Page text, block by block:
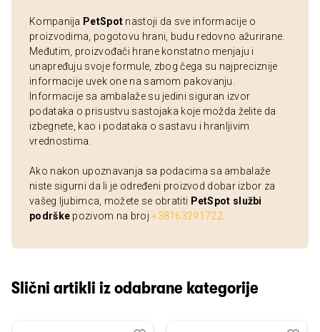
Kompanija PetSpot nastoji da sve informacije o
proizvodima, pogotovu hrani, budu redovno ažurirane.
Međutim, proizvođači hrane konstatno menjaju i
unapređuju svoje formule, zbog čega su najpreciznije
informacije uvek one na samom pakovanju.
Informacije sa ambalaže su jedini siguran izvor
podataka o prisustvu sastojaka koje možda želite da
izbegnete, kao i podataka o sastavu i hranljivim
vrednostima.
Ako nakon upoznavanja sa podacima sa ambalaže
niste sigurni da li je određeni proizvod dobar izbor za
vašeg ljubimca, možete se obratiti PetSpot službi
podrške pozivom na broj+38163291722
Slični artikli iz odabrane kategorije